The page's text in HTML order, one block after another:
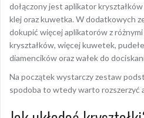
dołączony jest aplikator
klej oraz kuwetka. W dodatkowych
dokupić więcej aplikatorów z
kryształków, więcej kuwetek,
diamencików oraz wałek do
Na początek wystarczy zestaw
spodoba to wtedy warto rozszerzyć